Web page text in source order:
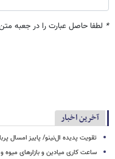
* لطفا حاصل عبارت را در جعبه متن
آخرین اخبار
تقویت پدیده ال‌نینو/ پاییز امسال
ساعت کاری میادین و بازارهای میوه